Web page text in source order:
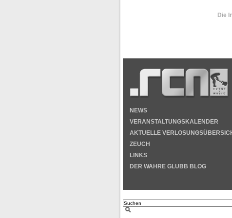
Die
NEWS
VERANSTALTUNGSKALENDER
AKTUELLE
ZEUCH
LINKS
DER WAHRE GLUBB BLOG